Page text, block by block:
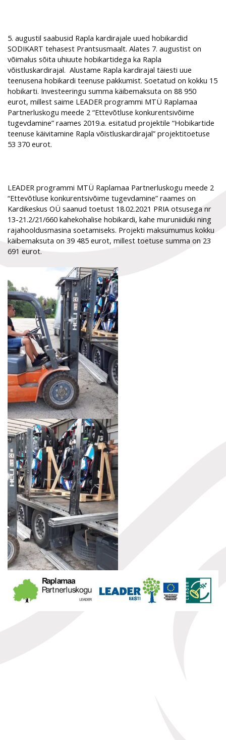
5. augustil saabusid Rapla kardirajale uued hobikardid
SODIKART tehasest Prantsusmaalt. Alates 7. augustist on
võimalus sõita uhiuute hobikartidega ka Rapla
võistluskardirajal. Alustame Rapla kardirajal täiesti uue
teenusena hobikardi teenuse pakkumist. Soetatud on kokku 15
hobikarti. Investeeringu summa käibemaksuta on 88 950
eurot, millest saime LEADER programmi MTÜ Raplamaa
Partnerluskogu meede 2 “Ettevõtluse konkurentsivõime
tugevdamine” raames 2019.a. esitatud projektile “Hobikartide
teenuse käivitamine Rapla võistluskardirajal” projektitoetuse
53 370 eurot.
LEADER programmi MTÜ Raplamaa Partnerluskogu meede 2
“Ettevõtluse konkurentsivõime tugevdamine” raames on
Kardikeskus OÜ saanud toetust 18.02.2021 PRIA otsusega nr
13-21.2/21/660 kahekohalise hobikardi, kahe muruniiduki ning
rajahooldusmasina soetamiseks. Projekti maksumumus kokku
käibemaksuta on 39 485 eurot, millest toetuse summa on 23
691 eurot.